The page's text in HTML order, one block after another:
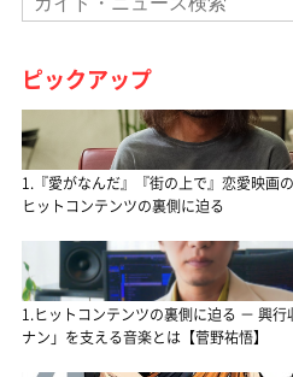
ピックアップ
1.『愛がなんだ』『街の上で』恋愛映画
ヒットコンテンツの裏側に迫る
1.ヒットコンテンツの裏側に迫る － 興
ナン」を支える音楽とは【菅野祐悟】